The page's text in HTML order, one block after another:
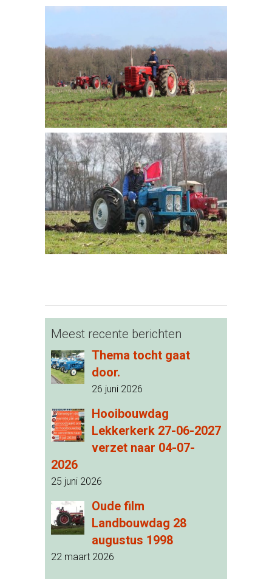
Meest recente berichten
Thema tocht gaat
door.
26 juni 2026
Hooibouwdag
Lekkerkerk 27-06-2027
verzet naar 04-07-
2026
25 juni 2026
Oude film
Landbouwdag 28
augustus 1998
22 maart 2026